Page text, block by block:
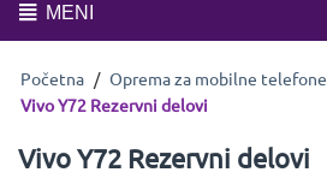
MENI
Početna / Oprema za mobilne telefone
Vivo Y72 Rezervni delovi
Vivo Y72 Rezervni delovi